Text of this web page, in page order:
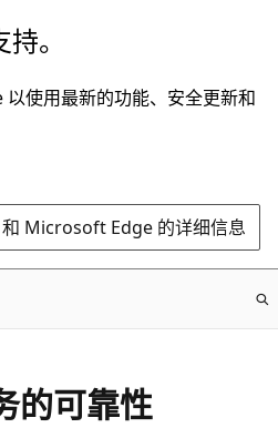
。
使用最新的功能、安全更新和
Microsoft Edge 的详细信息
的可靠性